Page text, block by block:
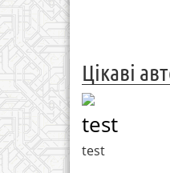
Цікаві
test
test